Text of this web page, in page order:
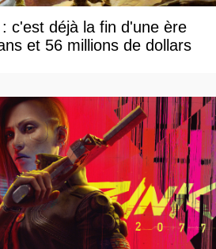
c'est déjà la fin d'une ère
et 56 millions de dollars